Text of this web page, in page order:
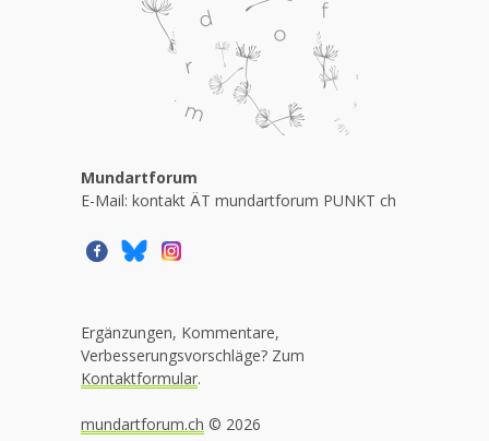
Mundartforum
E-Mail: kontakt ÄT mundartforum PUNKT ch
Ergänzungen, Kommentare,
Verbesserungsvorschläge? Zum
Kontaktformular.
mundartforum.ch © 2026